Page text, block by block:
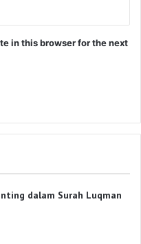
in this browser for the next
dalam Surah Luqman